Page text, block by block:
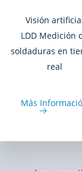
Visión
LDD Medición
soldaduras en
real
Más